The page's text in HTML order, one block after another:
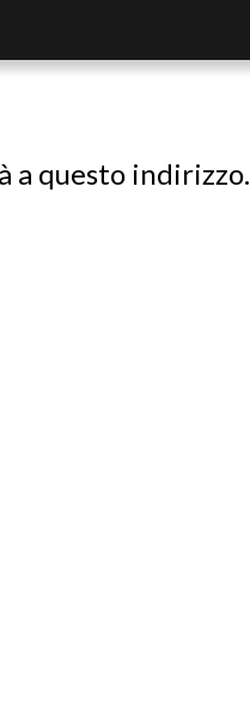
a questo indirizzo.